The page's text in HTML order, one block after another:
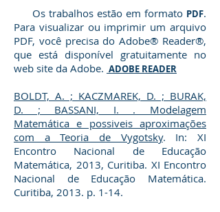
Os trabalhos estão em formato PDF.
Para visualizar ou imprimir um arquivo
PDF, você precisa do Adobe® Reader®,
que está disponível gratuitamente no
web site da Adobe. ADOBE READER
BOLDT, A. ; KACZMAREK, D. ; BURAK,
D. ; BASSANI, I. . Modelagem
Matemática e possiveis aproximações
com a Teoria de Vygotsky. In: XI
Encontro Nacional de Educação
Matemática, 2013, Curitiba. XI Encontro
Nacional de Educação Matemática.
Curitiba, 2013. p. 1-14.